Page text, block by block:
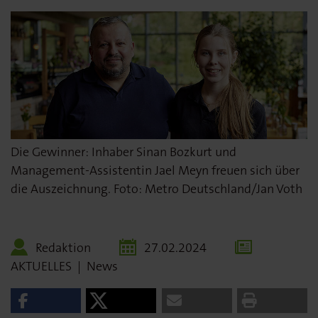
Die Gewinner: Inhaber Sinan Bozkurt und
Management-Assistentin Jael Meyn freuen sich über
die Auszeichnung. Foto: Metro Deutschland/Jan Voth
Redaktion
27.02.2024
AKTUELLES | News